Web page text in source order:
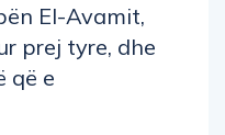
El-Avamit,
prej tyre, dhe
që e